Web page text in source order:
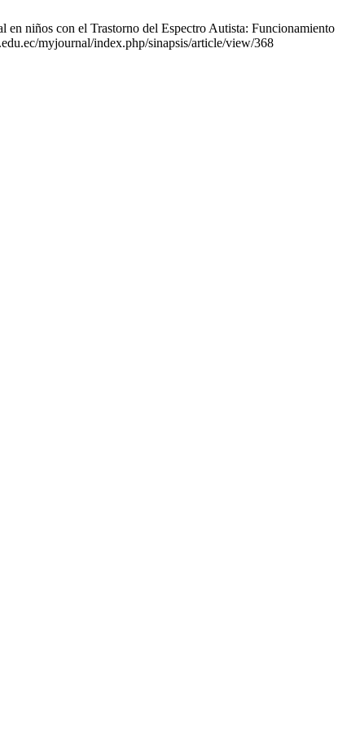
niños con el Trastorno del Espectro Autista: Funcionamiento
myjournal/index.php/sinapsis/article/view/368